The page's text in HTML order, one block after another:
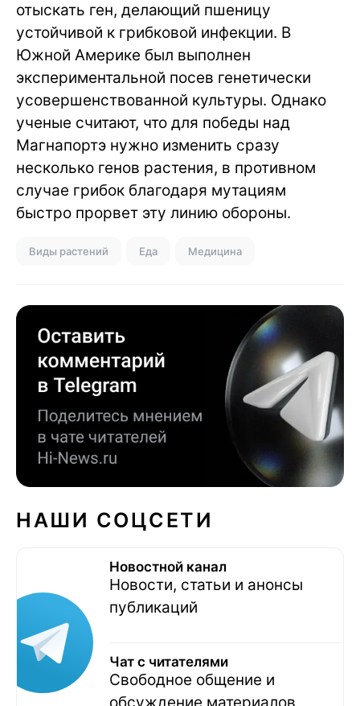
отыскать ген, делающий пшеницу
устойчивой к грибковой инфекции. В
Южной Америке был выполнен
экспериментальной посев генетически
усовершенствованной культуры. Однако
ученые считают, что для победы над
Магнапортэ нужно изменить сразу
несколько генов растения, в противном
случае грибок благодаря мутациям
быстро прорвет эту линию обороны.
Виды растений Еда Медицина
НАШИ СОЦСЕТИ
Новостной канал
Новости, статьи и анонсы
публикаций
Чат с читателями
Свободное общение и